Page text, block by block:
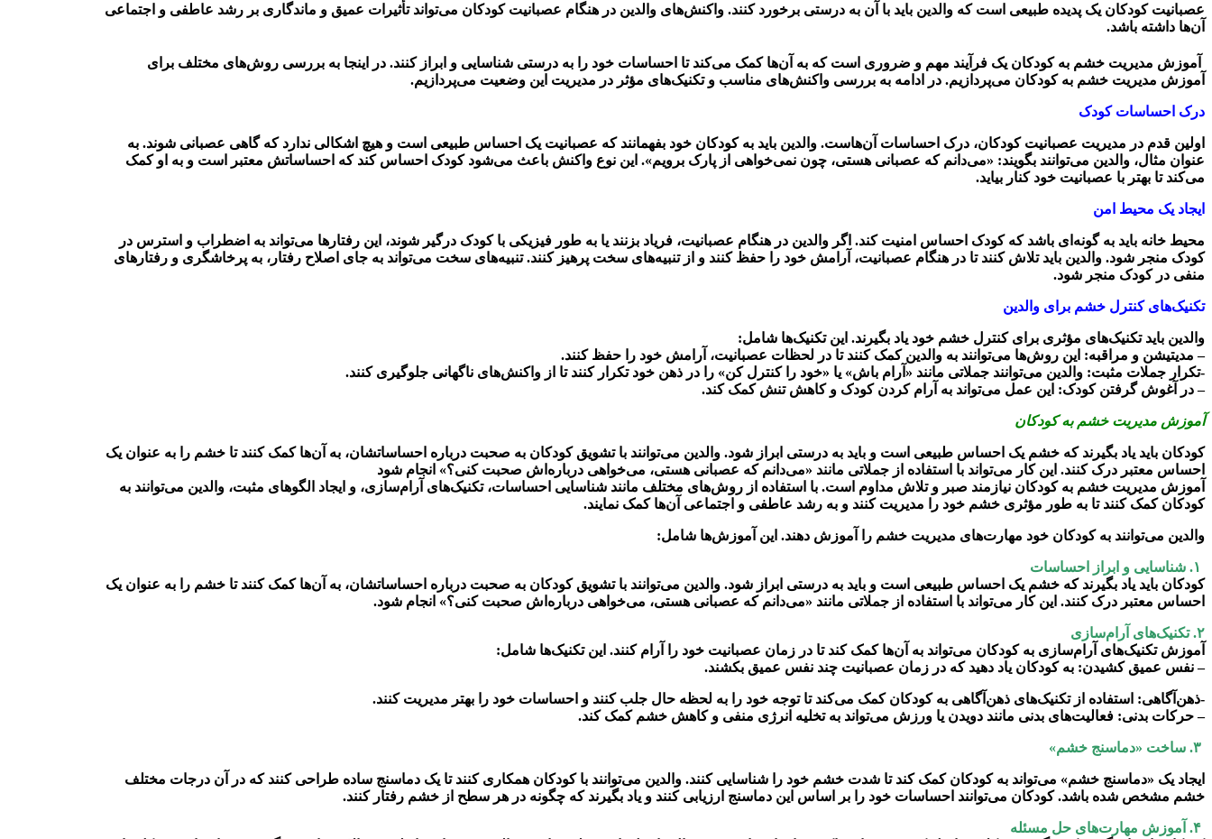
عصبانیت کودکان یک پدیده طبیعی است که والدین باید با آن به درستی برخورد کنند. واکنش‌های والدین در هنگام عصبانیت کودکان می‌تواند تأثیرات عمیق و ماندگاری بر رشد عاطفی و اجتماعی
آن‌ها داشته باشد.
آموزش مدیریت خشم به کودکان یک فرآیند مهم و ضروری است که به آن‌ها کمک می‌کند تا احساسات خود را به درستی شناسایی و ابراز کنند. در اینجا به بررسی روش‌های مختلف برای
آموزش مدیریت خشم به کودکان می‌پردازیم. در ادامه به بررسی واکنش‌های مناسب و تکنیک‌های مؤثر در مدیریت این وضعیت می‌پردازیم.
درک احساسات کودک
اولین قدم در مدیریت عصبانیت کودکان، درک احساسات آن‌هاست. والدین باید به کودکان خود بفهمانند که عصبانیت یک احساس طبیعی است و هیچ اشکالی ندارد که گاهی عصبانی شوند. به
عنوان مثال، والدین می‌توانند بگویند: «می‌دانم که عصبانی هستی، چون نمی‌خواهی از پارک برویم». این نوع واکنش باعث می‌شود کودک احساس کند که احساساتش معتبر است و به او کمک
می‌کند تا بهتر با عصبانیت خود کنار بیاید.
ایجاد یک محیط امن
محیط خانه باید به گونه‌ای باشد که کودک احساس امنیت کند. اگر والدین در هنگام عصبانیت، فریاد بزنند یا به طور فیزیکی با کودک درگیر شوند، این رفتارها می‌تواند به اضطراب و استرس در
کودک منجر شود. والدین باید تلاش کنند تا در هنگام عصبانیت، آرامش خود را حفظ کنند و از تنبیه‌های سخت پرهیز کنند. تنبیه‌های سخت می‌تواند به جای اصلاح رفتار، به پرخاشگری و رفتارهای
منفی در کودک منجر شود.
تکنیک‌های کنترل خشم برای والدین
والدین باید تکنیک‌های مؤثری برای کنترل خشم خود یاد بگیرند. این تکنیک‌ها شامل:
– مدیتیشن و مراقبه: این روش‌ها می‌توانند به والدین کمک کنند تا در لحظات عصبانیت، آرامش خود را حفظ کنند.
-تکرار جملات مثبت: والدین می‌توانند جملاتی مانند «آرام باش» یا «خود را کنترل کن» را در ذهن خود تکرار کنند تا از واکنش‌های ناگهانی جلوگیری کنند.
– در آغوش گرفتن کودک: این عمل می‌تواند به آرام کردن کودک و کاهش تنش کمک کند.
آموزش مدیریت خشم به کودکان
کودکان باید یاد بگیرند که خشم یک احساس طبیعی است و باید به درستی ابراز شود. والدین می‌توانند با تشویق کودکان به صحبت درباره احساساتشان، به آن‌ها کمک کنند تا خشم را به عنوان یک
احساس معتبر درک کنند. این کار می‌تواند با استفاده از جملاتی مانند «می‌دانم که عصبانی هستی، می‌خواهی درباره‌اش صحبت کنی؟» انجام شود
آموزش مدیریت خشم به کودکان نیازمند صبر و تلاش مداوم است. با استفاده از روش‌های مختلف مانند شناسایی احساسات، تکنیک‌های آرام‌سازی، و ایجاد الگوهای مثبت، والدین می‌توانند به
کودکان کمک کنند تا به طور مؤثری خشم خود را مدیریت کنند و به رشد عاطفی و اجتماعی آن‌ها کمک نمایند.
والدین می‌توانند به کودکان خود مهارت‌های مدیریت خشم را آموزش دهند. این آموزش‌ها شامل:
کودکان باید یاد بگیرند که خشم یک احساس طبیعی است و باید به درستی ابراز شود. والدین می‌توانند با تشویق کودکان به صحبت درباره احساساتشان، به آن‌ها کمک کنند تا خشم را به عنوان یک
احساس معتبر درک کنند. این کار می‌تواند با استفاده از جملاتی مانند «می‌دانم که عصبانی هستی، می‌خواهی درباره‌اش صحبت کنی؟» انجام شود.
۲. تکنیک‌های آرام‌سازی
آموزش تکنیک‌های آرام‌سازی به کودکان می‌تواند به آن‌ها کمک کند تا در زمان عصبانیت خود را آرام کنند. این تکنیک‌ها شامل:
– نفس عمیق کشیدن: به کودکان یاد دهید که در زمان عصبانیت چند نفس عمیق بکشند.
-ذهن‌آگاهی: استفاده از تکنیک‌های ذهن‌آگاهی به کودکان کمک می‌کند تا توجه خود را به لحظه حال جلب کنند و احساسات خود را بهتر مدیریت کنند.
– حرکات بدنی: فعالیت‌های بدنی مانند دویدن یا ورزش می‌تواند به تخلیه انرژی منفی و کاهش خشم کمک کند.
ایجاد یک «دماسنج خشم» می‌تواند به کودکان کمک کند تا شدت خشم خود را شناسایی کنند. والدین می‌توانند با کودکان همکاری کنند تا یک دماسنج ساده طراحی کنند که در آن درجات مختلف
خشم مشخص شده باشد. کودکان می‌توانند احساسات خود را بر اساس این دماسنج ارزیابی کنند و یاد بگیرند که چگونه در هر سطح از خشم رفتار کنند.